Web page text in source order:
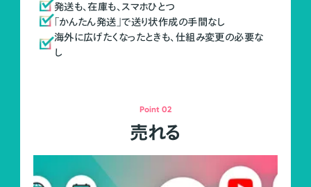
発送も、在庫も、スマホひとつ
「かんたん発送」で送り状作成の手間なし
海外に広げたくなったときも、仕組み変更の必要な
し
Point 02
売れる